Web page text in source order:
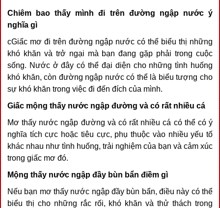
Chiêm bao thấy mình đi trên đường ngập nước ý
nghĩa gì
cGiấc mơ đi trên đường ngập nước có thể biểu thị những
khó khăn và trở ngại mà bạn đang gặp phải trong cuộc
sống. Nước ở đây có thể đại diện cho những tình huống
khó khăn, còn đường ngập nước có thể là biểu tượng cho
sự khó khăn trong việc đi đến đích của mình.
Giấc mộng thấy nước ngập đường và có rất nhiều cá
Mơ thấy nước ngập đường và có rất nhiều cá có thể có ý
nghĩa tích cực hoặc tiêu cực, phụ thuộc vào nhiều yếu tố
khác nhau như tình huống, trải nghiệm của bạn và cảm xúc
trong giấc mơ đó.
Mộng thấy nước ngập đầy bùn bẩn điềm gì
Nếu bạn mơ thấy nước ngập đầy bùn bẩn, điều này có thể
biểu thị cho những rắc rối, khó khăn và thử thách trong